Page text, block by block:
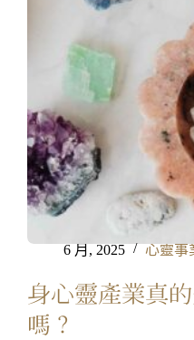
6 月, 2025 心靈事
身心靈產業真
嗎？